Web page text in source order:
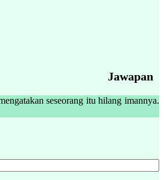
Jawapan
seseorang itu hilang imannya.